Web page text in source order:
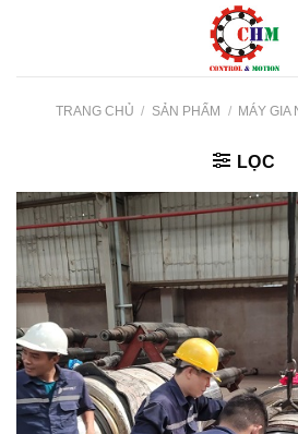
TRANG CHỦ / SẢN PHẨM / MÁY GIA
LỌC